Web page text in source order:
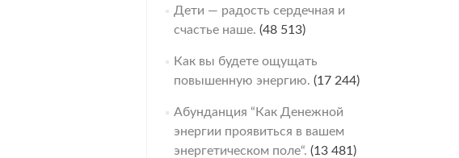
Дети — радость сердечная и
счастье наше. (48 513)
Как вы будете ощущать
повышенную энергию. (17 244)
Абунданция “Как Денежной
энергии проявиться в вашем
энергетическом поле“. (13 481)